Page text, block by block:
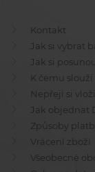
Kontakt
Jak si vybrat
Jak si
K čemu slouží
Nepřeji si
Jak objednat
Způsoby
Vrácení zboží
Všeobecné